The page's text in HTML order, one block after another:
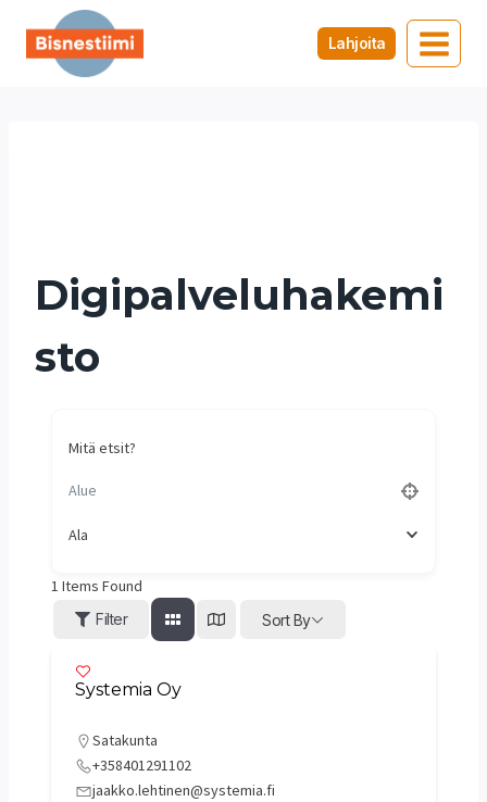
sisältöön
Lahjoita
Digipalveluhakemi
sto
Mitä etsit?
Ala
1 Items Found
Filter Sort By
Systemia Oy
Satakunta
+358401291102
jaakko.lehtinen@systemia.fi